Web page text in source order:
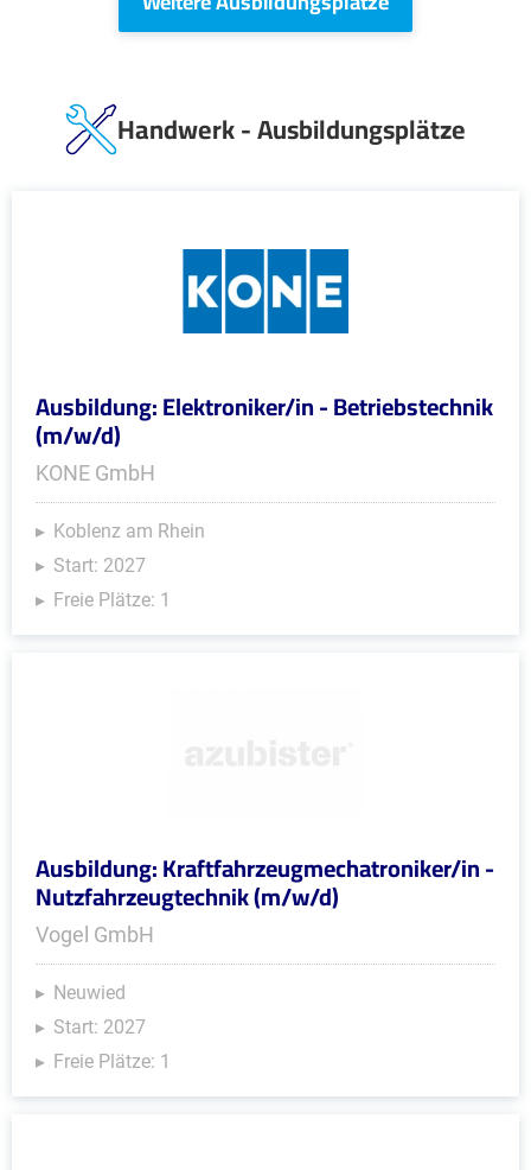
Handwerk - Ausbildungsplätze
Ausbildung: Elektroniker/in - Betriebstechnik
(m/w/d)
KONE GmbH
Koblenz am Rhein
Start: 2027
Freie Plätze: 1
Ausbildung: Kraftfahrzeugmechatroniker/in -
Nutzfahrzeugtechnik (m/w/d)
Vogel GmbH
Neuwied
Start: 2027
Freie Plätze: 1